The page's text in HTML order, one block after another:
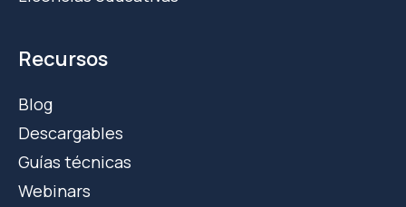
Recursos
Blog
Descargables
Guías técnicas
Webinars